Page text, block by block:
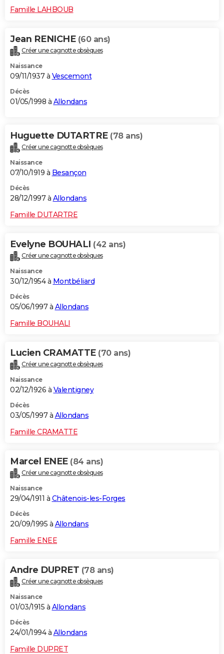
Famille LAHBOUB
Jean RENICHE (60 ans)
Créer une cagnotte obsèques
Naissance
09/11/1937 à Vescemont
Décès
01/05/1998 à Allondans
Huguette DUTARTRE (78 ans)
Créer une cagnotte obsèques
Naissance
07/10/1919 à Besançon
Décès
28/12/1997 à Allondans
Famille DUTARTRE
Evelyne BOUHALI (42 ans)
Créer une cagnotte obsèques
Naissance
30/12/1954 à Montbéliard
Décès
05/06/1997 à Allondans
Famille BOUHALI
Lucien CRAMATTE (70 ans)
Créer une cagnotte obsèques
Naissance
02/12/1926 à Valentigney
Décès
03/05/1997 à Allondans
Famille CRAMATTE
Marcel ENEE (84 ans)
Créer une cagnotte obsèques
Naissance
29/04/1911 à Châtenois-les-Forges
Décès
20/09/1995 à Allondans
Famille ENEE
Andre DUPRET (78 ans)
Créer une cagnotte obsèques
Naissance
01/03/1915 à Allondans
Décès
24/01/1994 à Allondans
Famille DUPRET